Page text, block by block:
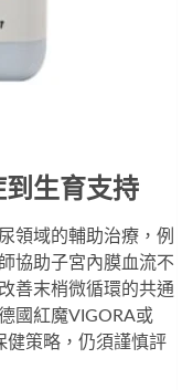
生育支持
領域的輔助治療，例
協助子宮內膜血流不
善末梢微循環的共通
國紅魔VIGORA或
健策略，仍須謹慎評